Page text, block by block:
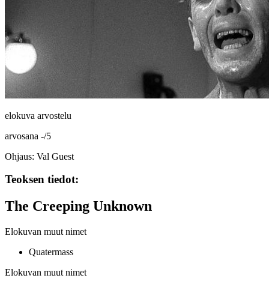
elokuva arvostelu
arvosana -/5
Ohjaus: Val Guest
Teoksen tiedot:
The Creeping Unknown
Elokuvan muut nimet
Quatermass
Elokuvan muut nimet